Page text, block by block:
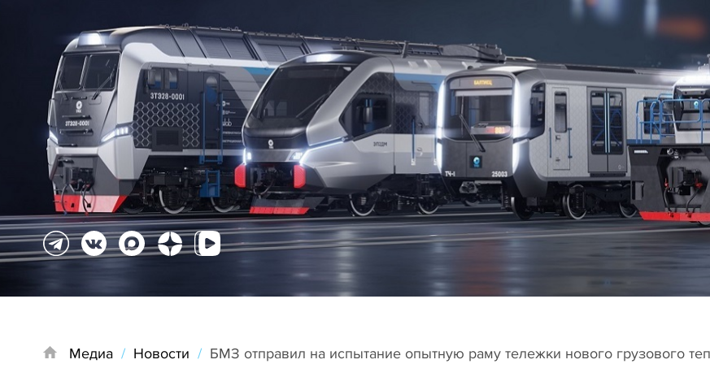
Медиа / Новости / БМЗ отправил на испытание опытную раму тележки нового грузового